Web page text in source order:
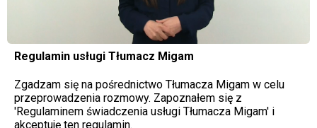
Regulamin usługi Tłumacz Migam
Zgadzam się na pośrednictwo Tłumacza Migam w celu
przeprowadzenia rozmowy. Zapoznałem się z
'Regulaminem świadczenia usługi Tłumacza Migam' i
akceptuję ten regulamin.